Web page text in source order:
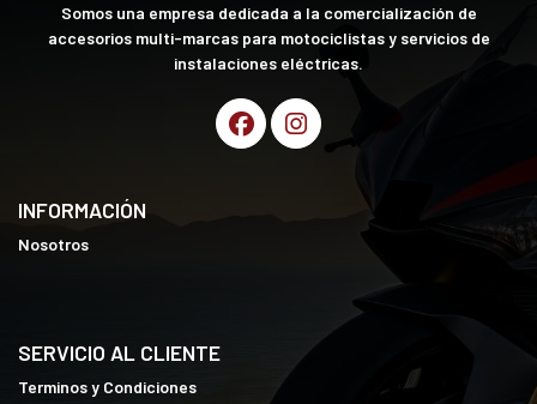
Somos una empresa dedicada a la comercialización de
accesorios multi-marcas para motociclistas y servicios de
instalaciones eléctricas.
INFORMACIÓN
Nosotros
SERVICIO AL CLIENTE
Terminos y Condiciones